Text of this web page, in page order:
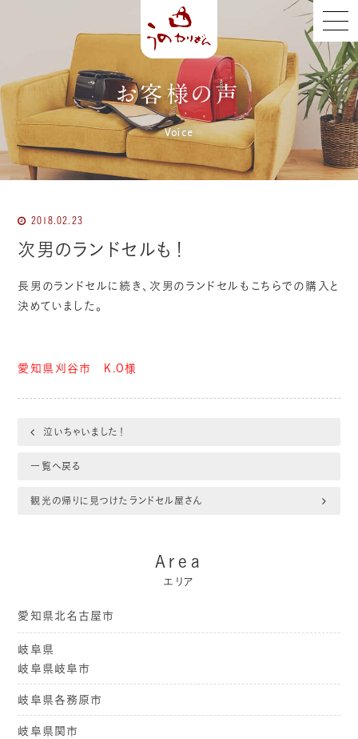
お客様の声
Voice
2018.02.23
次男のランドセルも！
長男のランドセルに続き、次男のランドセルもこちらでの購入と
決めていました。
愛知県刈谷市 K.O様
泣いちゃいました！
一覧へ戻る
観光の帰りに見つけたランドセル屋さん
Area
エリア
愛知県北名古屋市
岐阜県
岐阜県岐阜市
岐阜県各務原市
岐阜県関市